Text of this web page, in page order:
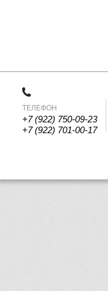
ТЕЛЕФОН
+7 (922) 750-09-23
+7 (922) 701-00-17